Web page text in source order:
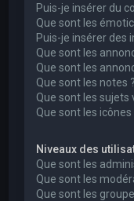
Puis-je insérer du
Que sont les
Puis-je insérer des
Que sont les
Que sont les
Que sont les notes ?
Que sont les sujets
Que sont les icônes
Niveaux des
Que sont les
Que sont les
Que sont les